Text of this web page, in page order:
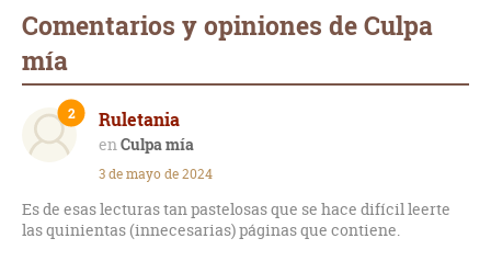
Comentarios y opiniones de Culpa
mía
Ruletania
Culpa mía
2
3 de mayo de 2024
Es de esas lecturas tan pastelosas que se hace difícil leerte
las quinientas (innecesarias) páginas que contiene.